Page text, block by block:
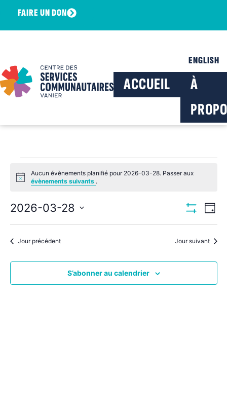
FAIRE UN DON
ENGLISH
ACCUEIL
À
Notice
Aucun évènements planifié pour 2026-03-28. Passer aux
évènements suivants .
parde
Jour
2026-03-28
une
date.Jour précédent Jour suivant
S’abonner au calendrier